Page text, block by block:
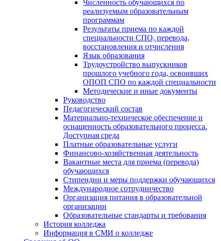
Численность обучающихся по
реализуемым образовательным
программам
Результаты приема по каждой
специальности СПО, перевода,
восстановления и отчисления
Язык образования
Трудоустройство выпускников
прошлого учебного года, освоивших
ОПОП СПО по каждой специальности
Методические и иные документы
Руководство
Педагогический состав
Материально-техническое обеспечение и
оснащенность образовательного процесса.
Доступная среда
Платные образовательные услуги
Финансово-хозяйственная деятельность
Вакантные места для приема (перевода)
обучающихся
Стипендии и меры поддержки обучающихся
Международное сотрудничество
Организация питания в образовательной
организации
Образовательные стандарты и требования
История колледжа
Информация в СМИ о колледже